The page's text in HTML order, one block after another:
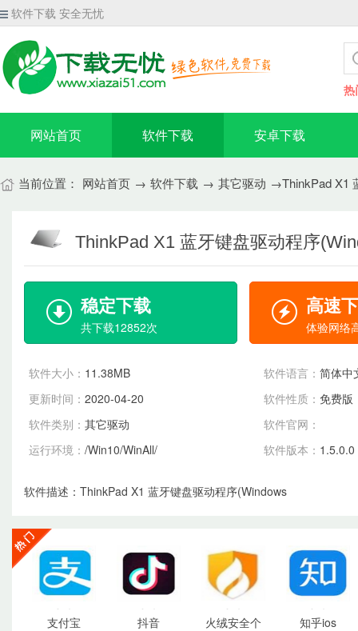
软件下载 安全无忧
热
网站首页 软件下载 安卓下载
当前位置： 网站首页 → 软件下载 → 其它驱动 →ThinkPad X1
ThinkPad X1 蓝牙键盘驱动程序
稳定下载
共下载12852次
高速
体验网络
软件大小： 11.38MB 软件语言： 简体中
更新时间： 2020-04-20 软件性质： 免费版
软件类别： 其它驱动
软件官网：
运行环境： /Win10/WinAll/ 软件版本： 1.5.0.0
软件描述： ThinkPad X1 蓝牙键盘驱动程序(Windows
点击
支付宝
点击
抖音
点击
火绒安全个
点击
知乎ios